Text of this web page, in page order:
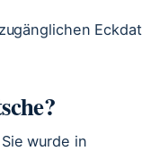
wurde in